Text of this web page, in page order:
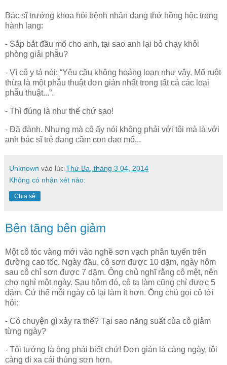
Bác sĩ trưởng khoa hỏi bệnh nhân đang thở hồng hộc trong
hành lang:
- Sắp bắt đầu mổ cho anh, tại sao anh lại bỏ chạy khỏi
phòng giải phẫu?
- Vì cô y tá nói: “Yêu cầu không hoảng loạn như vậy. Mổ ruột
thừa là một phẫu thuật đơn giản nhất trong tất cả các loại
phẫu thuật...”.
- Thì đúng là như thế chứ sao!
- Đã đành. Nhưng mà cô ấy nói không phải với tôi mà là với
anh bác sĩ trẻ đang cầm con dao mổ...
Unknown vào lúc Thứ Ba, tháng 3 04, 2014
Không có nhận xét nào:
Chia sẻ
Bên tăng bên giảm
Một cô tóc vàng mới vào nghề sơn vạch phân tuyến trên
đường cao tốc. Ngày đầu, cô sơn được 10 dặm, ngày hôm
sau cô chỉ sơn được 7 dặm. Ông chủ nghĩ rằng cô mệt, nên
cho nghỉ một ngày. Sau hôm đó, cô ta làm cũng chỉ được 5
dặm. Cứ thế mỗi ngày cô lại làm ít hơn. Ông chủ gọi cô tới
hỏi:
- Có chuyện gì xảy ra thế? Tại sao năng suất của cô giảm
từng ngày?
- Tôi tưởng là ông phải biết chứ! Đơn giản là càng ngày, tôi
càng đi xa cái thùng sơn hơn.